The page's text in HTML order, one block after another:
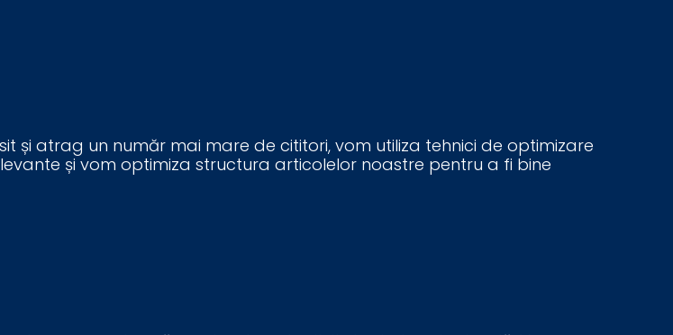
și atrag un număr mai mare de cititori, vom utiliza tehnici de optimizare
și vom optimiza structura articolelor noastre pentru a fi bine